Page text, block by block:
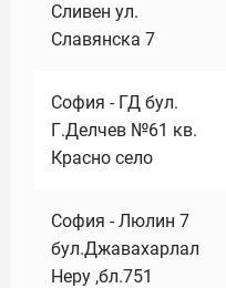
Сливен ул.
Славянска 7
София - ГД бул.
Г.Делчев №61 кв.
Красно село
София - Люлин 7
бул.Джавахарлал
Неру ,бл.751